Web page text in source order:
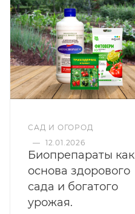
САД И ОГОРОД
— 12.01.2026
Биопрепараты как
основа здорового
сада и богатого
урожая.